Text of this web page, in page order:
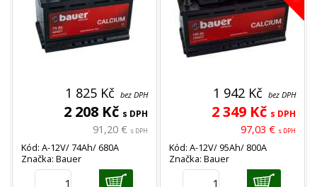
1 825 Kč bez DPH
2 208 Kč s DPH
91,20 € s DPH
Kód: A-12V/ 74Ah/ 680A
Značka: Bauer
1 942 Kč bez DPH
2 349 Kč s DPH
97,03 € s DPH
Kód: A-12V/ 95Ah/ 800A
Značka: Bauer